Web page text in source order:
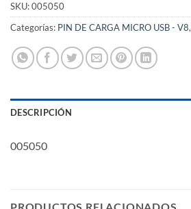
SKU:005050
Categorías: PIN DE CARGA MICRO USB - V8,
DESCRIPCIÓN
005050